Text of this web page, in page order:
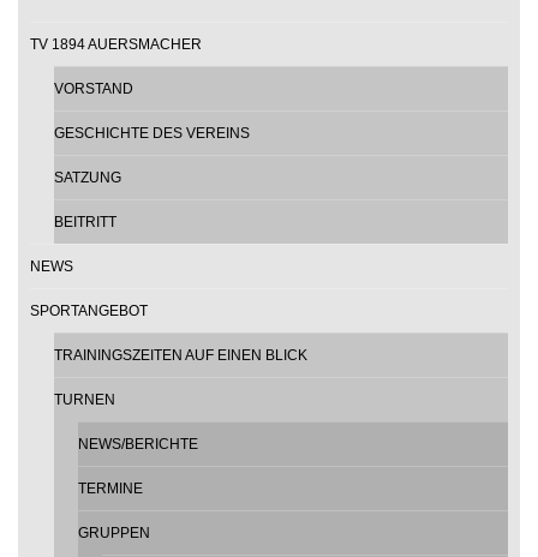
TV 1894 AUERSMACHER
VORSTAND
GESCHICHTE DES VEREINS
SATZUNG
BEITRITT
NEWS
SPORTANGEBOT
TRAININGSZEITEN AUF EINEN BLICK
TURNEN
NEWS/BERICHTE
TERMINE
GRUPPEN